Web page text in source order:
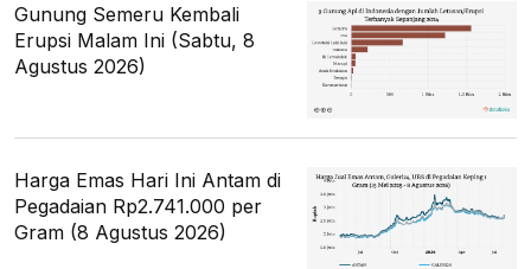
Gunung Semeru Kembali
Erupsi Malam Ini (Sabtu, 8
Agustus 2026)
Harga Emas Hari Ini Antam di
Pegadaian Rp2.741.000 per
Gram (8 Agustus 2026)